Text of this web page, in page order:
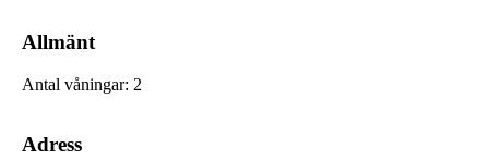
Allmänt
Antal våningar: 2
Adress